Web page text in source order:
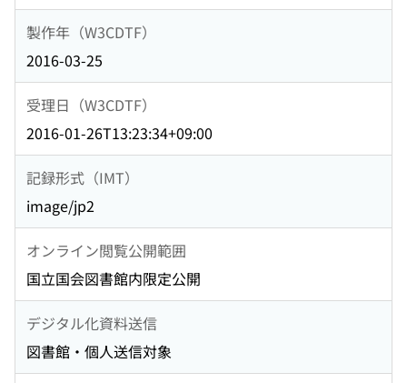
製作年（W3CDTF）
2016-03-25
受理日（W3CDTF）
2016-01-26T13:23:34+09:00
記録形式（IMT）
image/jp2
オンライン閲覧公開範囲
国立国会図書館内限定公開
デジタル化資料送信
図書館・個人送信対象